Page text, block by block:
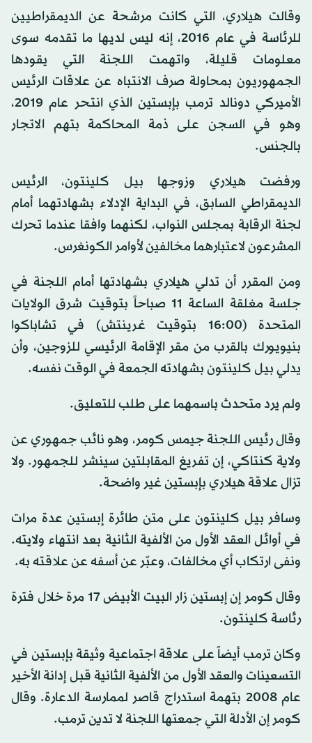
وقالت هيلاري، التي كانت مرشحة عن الديمقراطيين
للرئاسة في عام 2016، إنه ليس لديها ما تقدمه سوى
معلومات قليلة، واتهمت اللجنة التي يقودها
الجمهوريون بمحاولة صرف الانتباه عن علاقات الرئيس
الأميركي دونالد ترمب بإبستين الذي انتحر عام 2019،
وهو في السجن على ‌ذمة المحاكمة بتهم الاتجار
‌بالجنس.
ورفضت هيلاري وزوجها بيل كلينتون، ​الرئيس
‌الديمقراطي ⁠السابق، ​في البداية الإدلاء ⁠بشهادتهما أمام
لجنة الرقابة بمجلس النواب، لكنهما وافقا عندما تحرك
المشرعون لاعتبارهما مخالفين لأوامر الكونغرس.
ومن المقرر أن تدلي هيلاري بشهادتها أمام اللجنة في
جلسة مغلقة الساعة 11 صباحاً بتوقيت شرق الولايات
المتحدة (16:00 بتوقيت غرينتش) في تشاباكوا
بنيويورك بالقرب من مقر الإقامة الرئيسي للزوجين، وأن
يدلي بيل كلينتون بشهادته الجمعة ⁠في الوقت نفسه.
ولم يرد متحدث باسمهما على طلب ‌للتعليق.
وقال رئيس اللجنة جيمس ‌كومر، وهو نائب جمهوري عن
ولاية ​كنتاكي، إن تفريغ المقابلتين سينشر للجمهور. ولا
‌تزال علاقة هيلاري بإبستين غير واضحة.
وسافر بيل كلينتون ‌على متن طائرة إبستين عدة مرات
في أوائل العقد الأول من الألفية الثانية بعد انتهاء ولايته.
ونفى ارتكاب أي مخالفات، وعبّر عن أسفه عن علاقته به.
وقال كومر إن إبستين زار البيت الأبيض 17 ‌مرة خلال فترة
رئاسة كلينتون.
وكان ترمب أيضاً على علاقة اجتماعية وثيقة بإبستين في
التسعينات والعقد الأول ⁠من الألفية ⁠الثانية قبل إدانة الأخير
عام 2008 بتهمة استدراج قاصر لممارسة الدعارة. وقال
كومر إن الأدلة التي جمعتها اللجنة لا تدين ترمب.